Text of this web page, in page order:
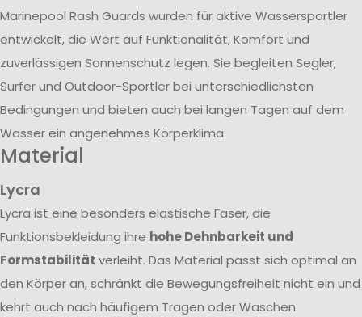
Marinepool Rash Guards wurden für aktive Wassersportler
entwickelt, die Wert auf Funktionalität, Komfort und
zuverlässigen Sonnenschutz legen. Sie begleiten Segler,
Surfer und Outdoor-Sportler bei unterschiedlichsten
Bedingungen und bieten auch bei langen Tagen auf dem
Wasser ein angenehmes Körperklima.
Material
Lycra
Lycra ist eine besonders elastische Faser, die
Funktionsbekleidung ihre hohe Dehnbarkeit und
Formstabilität verleiht. Das Material passt sich optimal an
den Körper an, schränkt die Bewegungsfreiheit nicht ein und
kehrt auch nach häufigem Tragen oder Waschen